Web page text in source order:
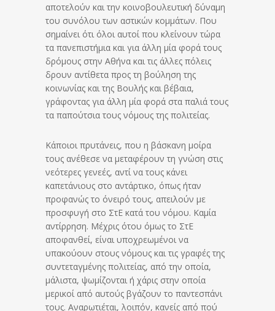
αποτελούν και την κοινοβουλευτική δύναμη
του συνόλου των αστικών κομμάτων. Που
σημαίνει ότι όλοι αυτοί που κλείνουν τώρα
τα πανεπιστήμια και για άλλη μία φορά τους
δρόμους στην Αθήνα και τις άλλες πόλεις
δρουν αντίθετα προς τη βούληση της
κοινωνίας και της Βουλής και βέβαια,
γράφοντας για άλλη μία φορά στα παλιά τους
τα παπούτσια τους νόμους της πολιτείας.
Κάποιοι πρυτάνεις, που η βάσκανη μοίρα
τους ανέθεσε να μεταφέρουν τη γνώση στις
νεότερες γενεές, αντί να τους κάνει
καπετάνιους στο αντάρτικο, όπως ήταν
προφανώς το όνειρό τους, απειλούν με
προσφυγή στο ΣτΕ κατά του νόμου. Καμία
αντίρρηση. Μέχρις ότου όμως το ΣτΕ
αποφανθεί, είναι υποχρεωμένοι να
υπακούουν στους νόμους και τις γραφές της
συντεταγμένης πολιτείας, από την οποία,
μάλιστα, ψωμίζονται ή χάρις στην οποία
μερικοί από αυτούς βγάζουν το παντεσπάνι
τους. Αναρωτιέται, λοιπόν, κανείς από πού